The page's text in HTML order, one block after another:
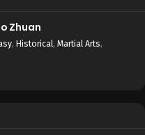
Zhuan
, Historical, Martial Arts,